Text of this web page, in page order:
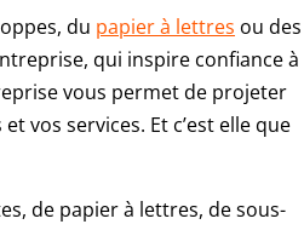
du papier à lettres ou des
qui inspire confiance à
vous permet de projeter
vos services. Et c’est elle que
de papier à lettres, de sous-